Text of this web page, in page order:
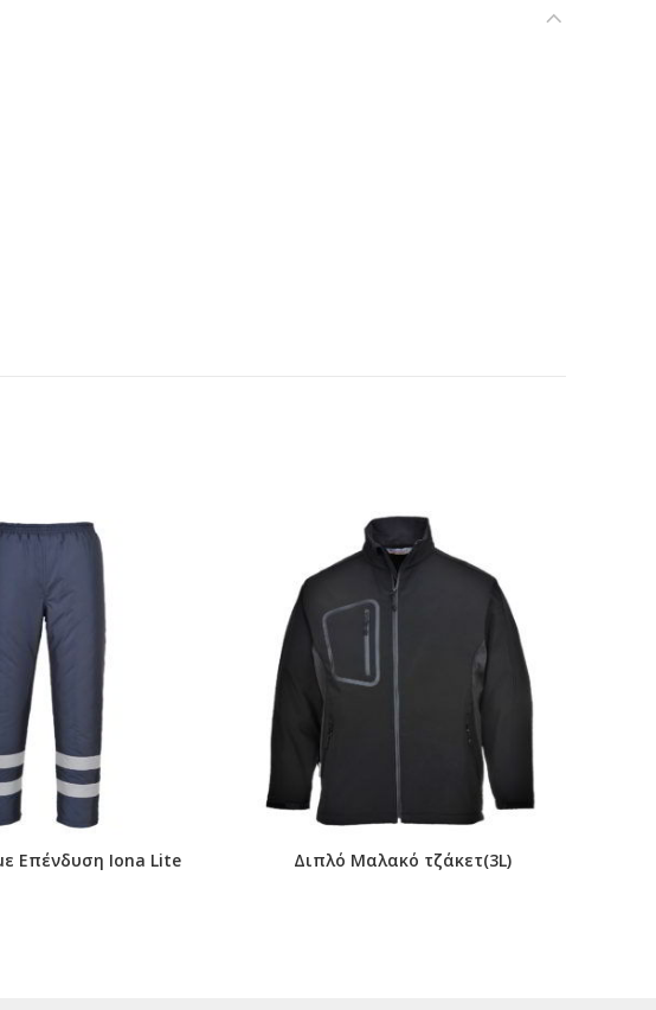
Επένδυση Iona Lite Διπλό Μαλακό τζάκετ(3L)